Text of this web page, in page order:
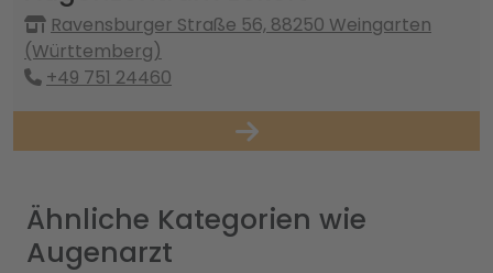
Ravensburger Straße 56, 88250 Weingarten
(Württemberg)
+49 751 24460
Ähnliche Kategorien wie
Augenarzt